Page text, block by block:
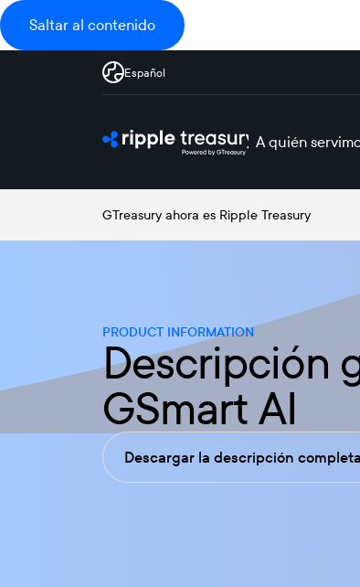
Saltar al contenido
Español
A quién servimos
GTreasury ahora es Ripple Treasury
PRODUCT INFORMATION
Descripción
GSmart AI
Descargar la descripción completa